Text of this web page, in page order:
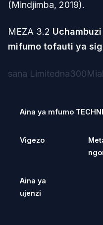
(Mindjimba, 2019).
MEZA 3.2
mifumo tofauti ya
sana
Aina ya mfumo
Vigezo
Aina ya
ujenzi